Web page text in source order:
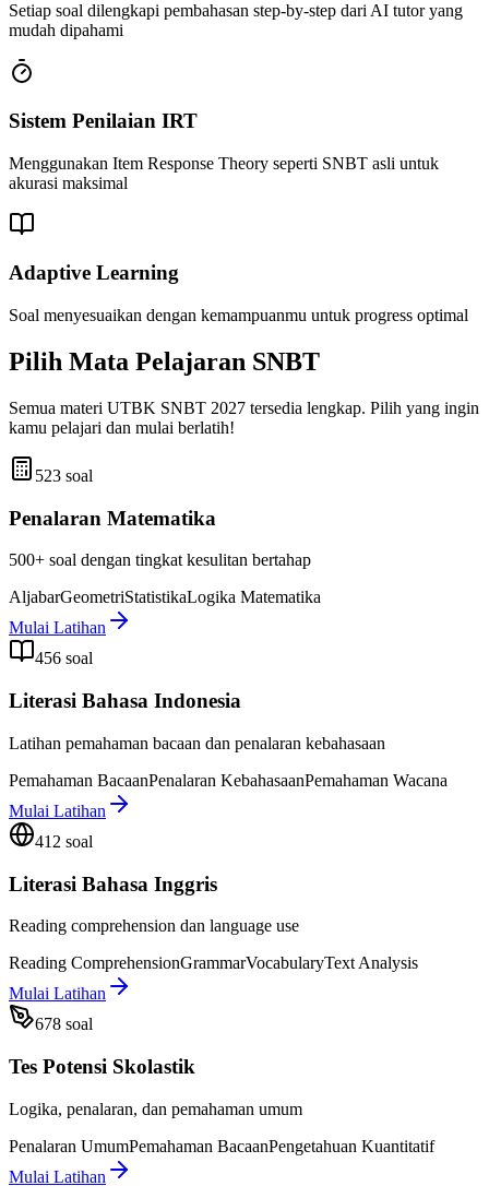
Setiap soal dilengkapi pembahasan step-by-step dari AI tutor yang
mudah dipahami
Sistem Penilaian IRT
Menggunakan Item Response Theory seperti SNBT asli untuk
akurasi maksimal
Adaptive Learning
Soal menyesuaikan dengan kemampuanmu untuk progress optimal
Pilih Mata Pelajaran SNBT
Semua materi UTBK SNBT 2027 tersedia lengkap. Pilih yang ingin
kamu pelajari dan mulai berlatih!
523 soal
Penalaran Matematika
500+ soal dengan tingkat kesulitan bertahap
AljabarGeometriStatistikaLogika Matematika
Mulai Latihan
456 soal
Literasi Bahasa Indonesia
Latihan pemahaman bacaan dan penalaran kebahasaan
Pemahaman BacaanPenalaran KebahasaanPemahaman Wacana
Mulai Latihan
412 soal
Literasi Bahasa Inggris
Reading comprehension dan language use
Reading ComprehensionGrammarVocabularyText Analysis
Mulai Latihan
678 soal
Tes Potensi Skolastik
Logika, penalaran, dan pemahaman umum
Penalaran UmumPemahaman BacaanPengetahuan Kuantitatif
Mulai Latihan